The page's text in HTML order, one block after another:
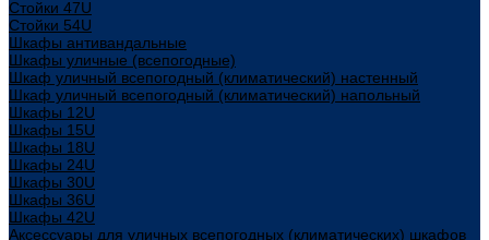
Стойки 47U
Стойки 54U
Шкафы антивандальные
Шкафы уличные (всепогодные)
Шкаф уличный всепогодный (климатический) настенный
Шкаф уличный всепогодный (климатический) напольный
Шкафы 12U
Шкафы 15U
Шкафы 18U
Шкафы 24U
Шкафы 30U
Шкафы 36U
Шкафы 42U
Аксессуары для уличных всепогодных (климатических) шкафов